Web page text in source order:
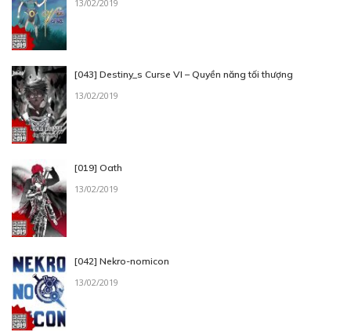
13/02/2019
[043] Destiny_s Curse VI – Quyền năng tối thượng
13/02/2019
[019] Oath
13/02/2019
[042] Nekro-nomicon
13/02/2019